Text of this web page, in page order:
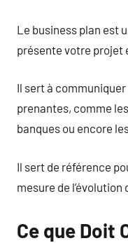
Le business plan est
présente votre projet
Il sert à
prenantes, comme
banques ou encore
Il sert de référence
mesure de
Ce que Doit